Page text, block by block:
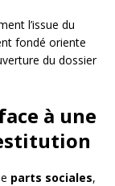
l’issue du
fondé oriente
du dossier
à une
parts sociales,